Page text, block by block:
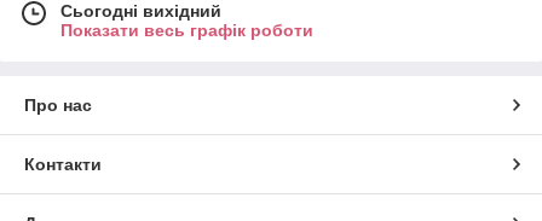
Сьогодні вихідний
Показати весь графік роботи
Про нас
Контакти